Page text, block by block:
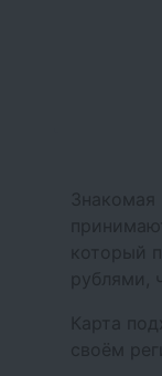
который
рублями,
Карта
своём